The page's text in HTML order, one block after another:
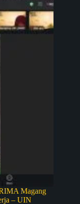
Magang
– UIN